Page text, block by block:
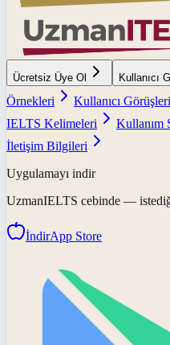
Ücretsiz Üye Ol Kullanıcı
Örnekleri
Kullanıcı Görüşleri
IELTS Kelimeleri
Kullanım
İletişim Bilgileri
Uygulamayı indir
UzmanIELTS cebinde —
İndirApp Store